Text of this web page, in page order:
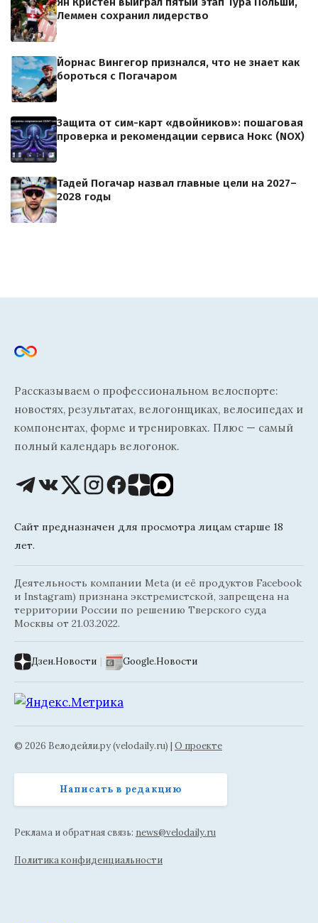
Леммен сохранил лидерство
Йорнас Вингегор признался, что не знает как
бороться с Погачаром
Защита от сим-карт «двойников»: пошаговая
проверка и рекомендации сервиса Нокс (NOX)
Тадей Погачар назвал главные цели на 2027–
2028 годы
Рассказываем о профессиональном велоспорте:
новостях, результатах, велогонщиках, велосипедах и
компонентах, форме и тренировках. Плюс — самый
полный календарь велогонок.
Сайт предназначен для просмотра лицам старше 18
лет.
Деятельность компании Meta (и её продуктов Facebook
и Instagram) признана экстремистской, запрещена на
территории России по решению Тверского суда
Москвы от 21.03.2022.
Дзен.Новости | Google.Новости
© 2026 Велодейли.ру (velodaily.ru) | О проекте
Написать в редакцию
Реклама и обратная связь: news@velodaily.ru
Политика конфиденциальности